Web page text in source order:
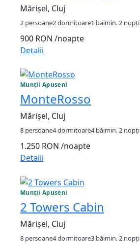
Mărișel, Cluj
2 persoane2 dormitoare1 băimin. 2 nopți
900 RON /noapte
Detalii
Munții Apuseni
MonteRosso
Mărișel, Cluj
8 persoane4 dormitoare4 băimin. 2 nopți
1.250 RON /noapte
Detalii
Munții Apuseni
2 Towers Cabin
Mărișel, Cluj
8 persoane4 dormitoare3 băimin. 2 nopți